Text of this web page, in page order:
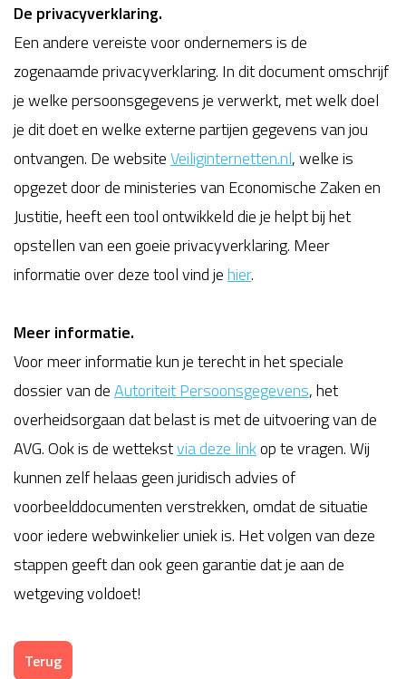
De privacyverklaring.
Een andere vereiste voor ondernemers is de
zogenaamde privacyverklaring. In dit document omschrijf
je welke persoonsgegevens je verwerkt, met welk doel
je dit doet en welke externe partijen gegevens van jou
ontvangen. De websiteVeiliginternetten.nl, welke is
opgezet door de ministeries van Economische Zaken en
Justitie, heeft een tool ontwikkeld die je helpt bij het
opstellen van een goeie privacyverklaring. Meer
informatie over deze tool vind jehier.
Meer informatie.
Voor meer informatie kun je terecht in het speciale
dossier van deAutoriteit Persoonsgegevens, het
overheidsorgaan dat belast is met de uitvoering van de
AVG. Ook is de wettekstvia deze linkop te vragen. Wij
kunnen zelf helaas geen juridisch advies of
voorbeelddocumenten verstrekken, omdat de situatie
voor iedere webwinkelier uniek is. Het volgen van deze
stappen geeft dan ook geen garantie dat je aan de
wetgeving voldoet!
Terug